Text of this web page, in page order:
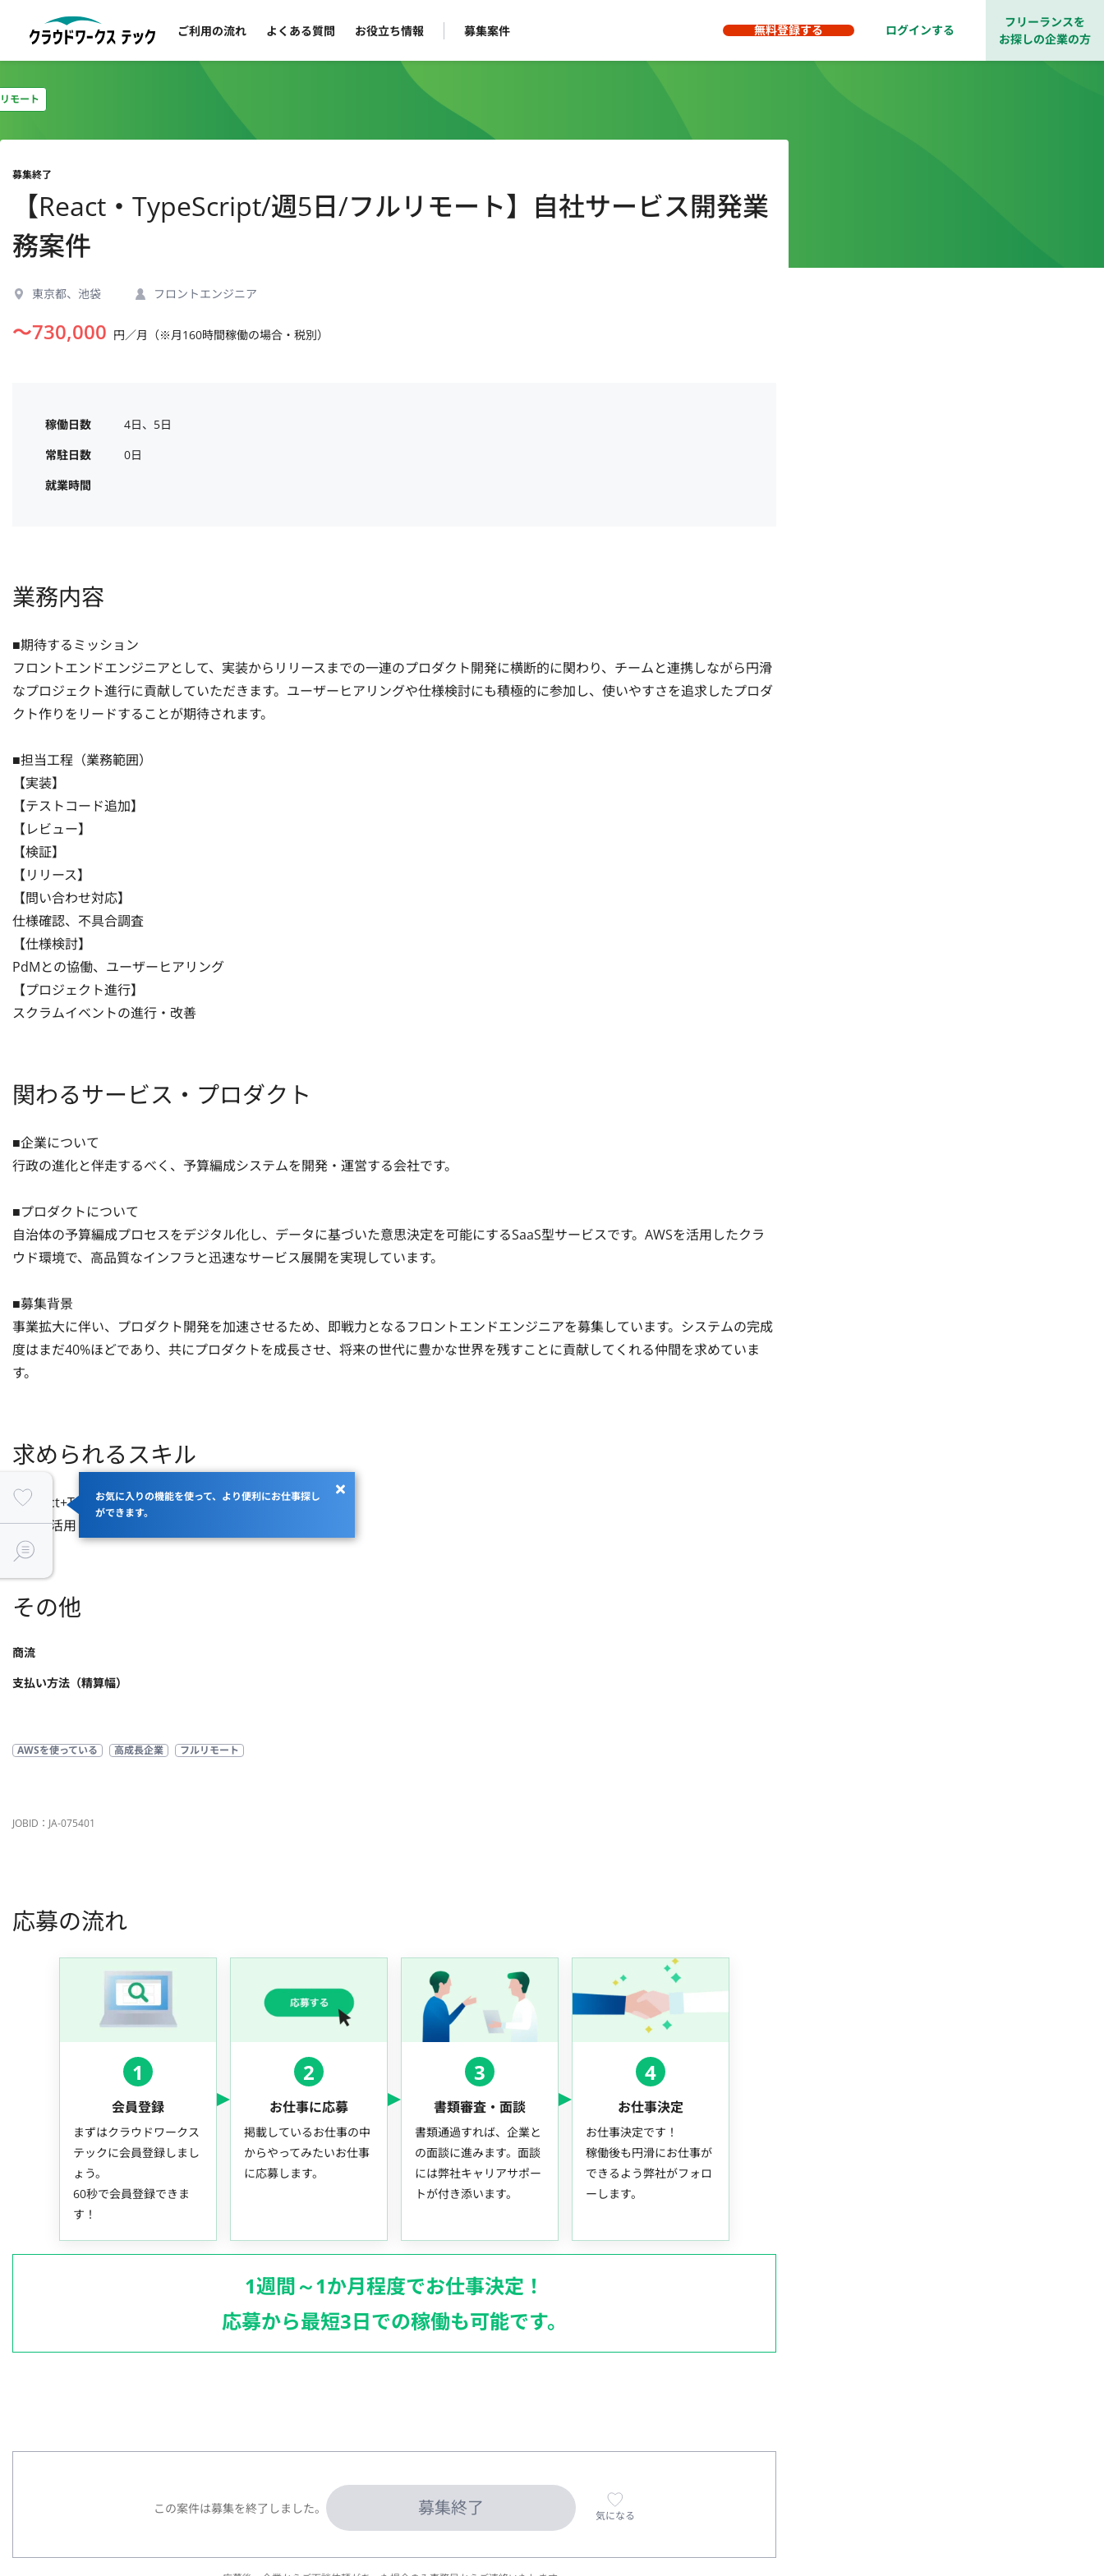
ご利用の流れ よくある質問 お役立ち情報 募集案件 無料登録する ログインする
フリーランスを
お探しの企業の方
お気に入りの機能を使って、より便利にお仕事探し
ができます。
モート
募集終了
【React・TypeScript/週5日/フルリモート】自社サービス開発業
務案件
東京都、池袋 フロントエンジニア
〜730,000 円／月（※月160時間稼働の場合・税別）
稼働日数
4日、5日
常駐日数
0日
就業時間
業務内容
■期待するミッション
フロントエンドエンジニアとして、実装からリリースまでの一連のプロダクト開発に横断的に関わり、チームと連携しながら円滑
なプロジェクト進行に貢献していただきます。ユーザーヒアリングや仕様検討にも積極的に参加し、使いやすさを追求したプロダ
クト作りをリードすることが期待されます。
■担当工程（業務範囲）
【実装】
【テストコード追加】
【レビュー】
【検証】
【リリース】
【問い合わせ対応】
仕様確認、不具合調査
【仕様検討】
PdMとの協働、ユーザーヒアリング
【プロジェクト進行】
スクラムイベントの進行・改善
関わるサービス・プロダクト
■企業について
行政の進化と伴走するべく、予算編成システムを開発・運営する会社です。
■プロダクトについて
自治体の予算編成プロセスをデジタル化し、データに基づいた意思決定を可能にするSaaS型サービスです。AWSを活用したクラ
ウド環境で、高品質なインフラと迅速なサービス展開を実現しています。
■募集背景
事業拡大に伴い、プロダクト開発を加速させるため、即戦力となるフロントエンドエンジニアを募集しています。システムの完成
度はまだ40%ほどであり、共にプロダクトを成長させ、将来の世代に豊かな世界を残すことに貢献してくれる仲間を求めていま
す。
求められるスキル
・React+TypeScriptでの実装ができる方
・AIを活用した開発に興味がある方
その他
商流
支払い方法（精算幅）
AWSを使っている 高成長企業 フルリモート
JOBID：JA-075401
応募の流れ
1
会員登録
まずはクラウドワークス
テックに会員登録しまし
ょう。
60秒で会員登録できま
す！
2
お仕事に応募
掲載しているお仕事の中
からやってみたいお仕事
に応募します。
3
書類審査・面談
書類通過すれば、企業と
の面談に進みます。面談
には弊社キャリアサポー
トが付き添います。
4
お仕事決定
お仕事決定です！
稼働後も円滑にお仕事が
できるよう弊社がフォロ
ーします。
1週間～1か月程度でお仕事決定！
応募から最短3日での稼働も可能です。
この案件は募集を終了しました。 募集終了 気になる